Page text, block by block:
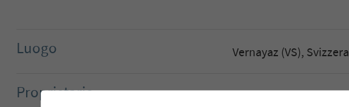
Luogo Vernayaz (VS), Svizzera
Proprietario